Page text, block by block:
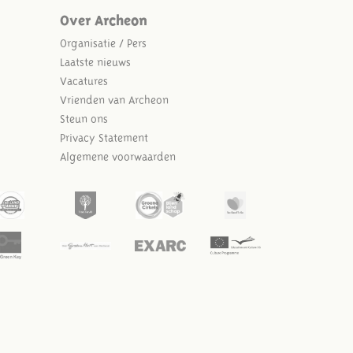
Over Archeon
Organisatie / Pers
Laatste nieuws
Vacatures
Vrienden van Archeon
Steun ons
Privacy Statement
Algemene voorwaarden